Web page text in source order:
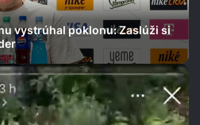
vystrúhal poklonu: Zaslúži si